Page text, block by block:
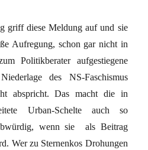
griff diese Meldung auf und sie
Aufregung, schon gar nicht in
Politikberater aufgestiegene
des NS-Faschismus
abspricht. Das macht die in
Urban-Schelte auch so
wenn sie als Beitrag
Wer zu Sternenkos Drohungen